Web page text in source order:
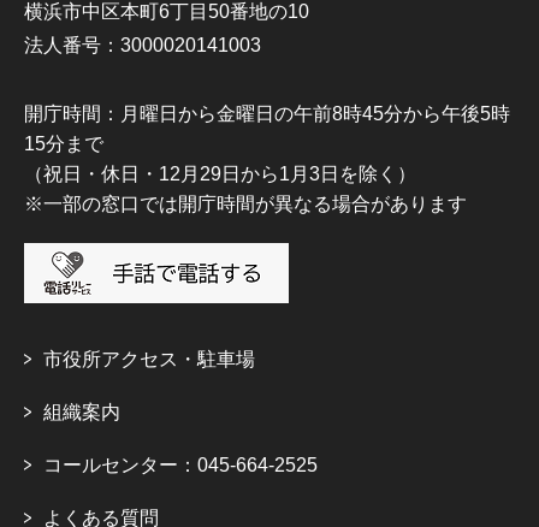
横浜市中区本町6丁目50番地の10
法人番号：3000020141003
開庁時間：月曜日から金曜日の午前8時45分から午後5時
15分まで
（祝日・休日・12月29日から1月3日を除く）
※一部の窓口では開庁時間が異なる場合があります
市役所アクセス・駐車場
組織案内
コールセンター：045-664-2525
よくある質問